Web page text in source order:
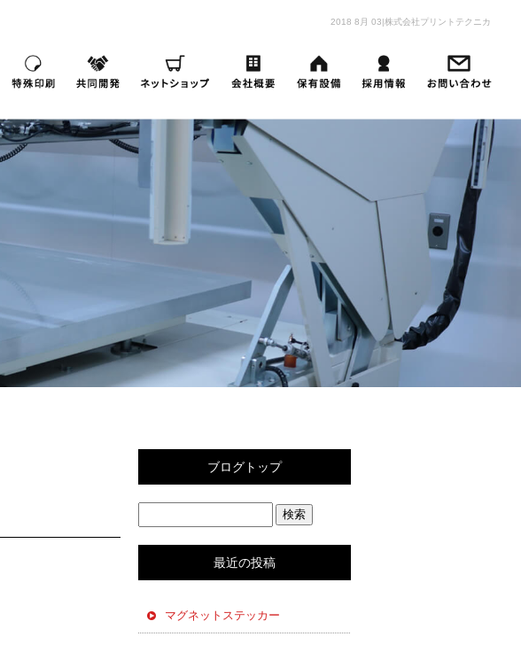
2018 8月 03|株式会社プリントテクニカ
ブログトップ
最近の投稿
マグネットステッカー